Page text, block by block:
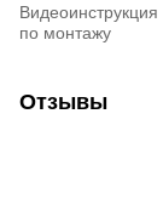
Видеоинструкция
по монтажу
Отзывы